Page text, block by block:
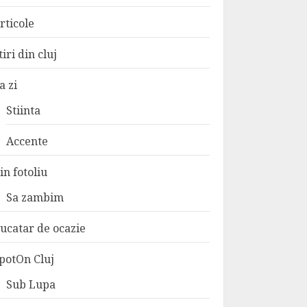
din cluj
zi
Stiinta
Accente
fotoliu
Sa zambim
de ocazie
Cluj
Sub Lupa